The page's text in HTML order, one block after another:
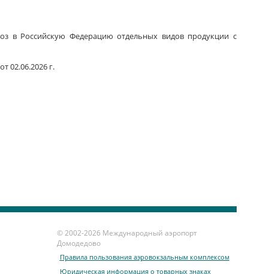
в Российскую Федерацию отдельных видов продукции с
02.06.2026 г.
© 2002-2026 Международный аэропорт
Домодедово
Правила пользования аэровокзальным комплексом
Юридическая информация о товарных знаках